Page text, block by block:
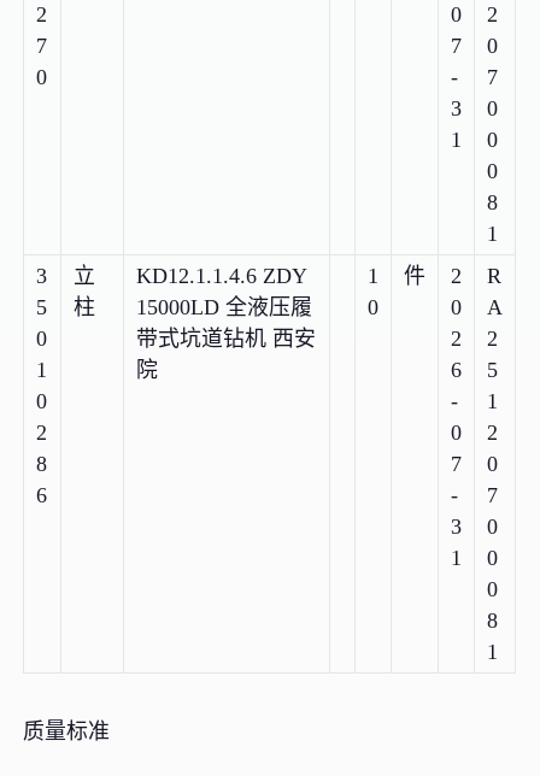
2
7
0
0
7
-
3
1
2
0
7
0
0
0
8
1
3
5
0
1
0
2
8
6
立
柱
KD12.1.1.4.6 ZDY
15000LD 全液压履
带式坑道钻机 西安
院
1
0
件
2
0
2
6
-
0
7
-
3
1
R
A
2
5
1
2
0
7
0
0
0
8
1
质量标准